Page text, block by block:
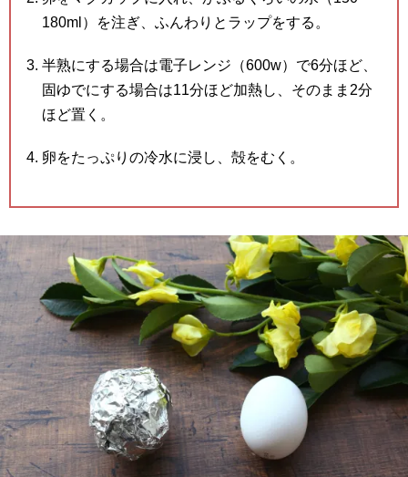
180ml）を注ぎ、ふんわりとラップをする。
半熟にする場合は電子レンジ（600w）で6分ほど、
固ゆでにする場合は11分ほど加熱し、そのまま2分
ほど置く。
卵をたっぷりの冷水に浸し、殻をむく。